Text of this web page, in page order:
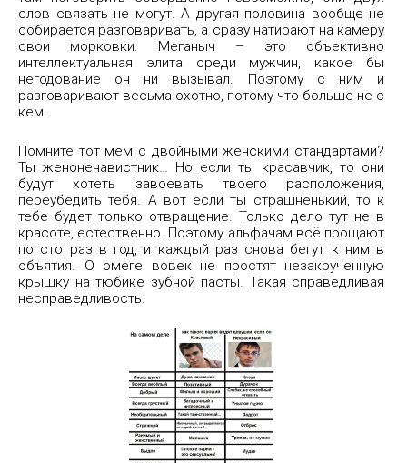
слов связать не могут. А другая половина вообще не
собирается разговаривать, а сразу натирают на камеру
свои морковки. Меганыч – это объективно
интеллектуальная элита среди мужчин, какое бы
негодование он ни вызывал. Поэтому с ним и
разговаривают весьма охотно, потому что больше не с
кем.
Помните тот мем с двойными женскими стандартами?
Ты женоненавистник… Но если ты красавчик, то они
будут хотеть завоевать твоего расположения,
переубедить тебя. А вот если ты страшненький, то к
тебе будет только отвращение. Только дело тут не в
красоте, естественно. Поэтому альфачам всё прощают
по сто раз в год, и каждый раз снова бегут к ним в
объятия. О омеге вовек не простят незакрученную
крышку на тюбике зубной пасты. Такая справедливая
несправедливость.